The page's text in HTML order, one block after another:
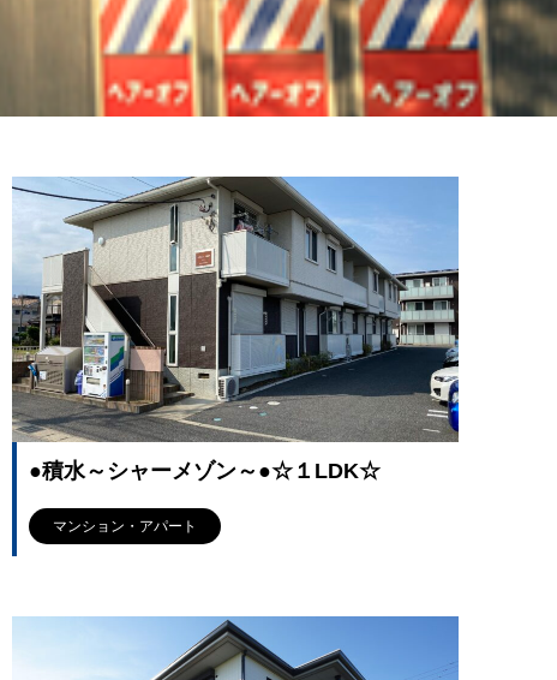
●積水～シャーメゾン～●☆１LDK☆
マンション・アパート